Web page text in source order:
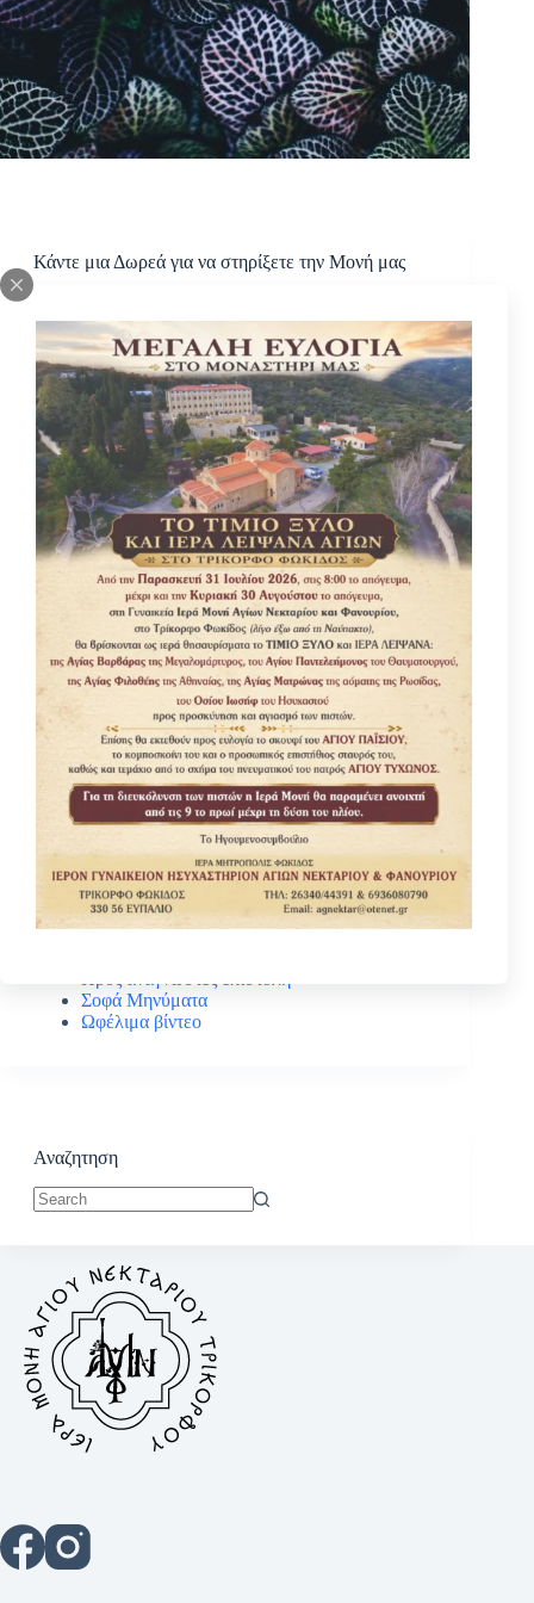
Κάντε μια Δωρεά για να στηρίξετε την Μονή μας
Κατηγοριες
Βίοι Αγίων
Γέροντας Νεκτάριος Μουλατσιώτης
Διάφορα ψυχωφελή κείμενα
Κάτι ενδιαφέρον
Νέα – Ανακοινώσεις
Σοφά Μηνύματα
Ωφέλιμα βίντεο
Αναζητηση